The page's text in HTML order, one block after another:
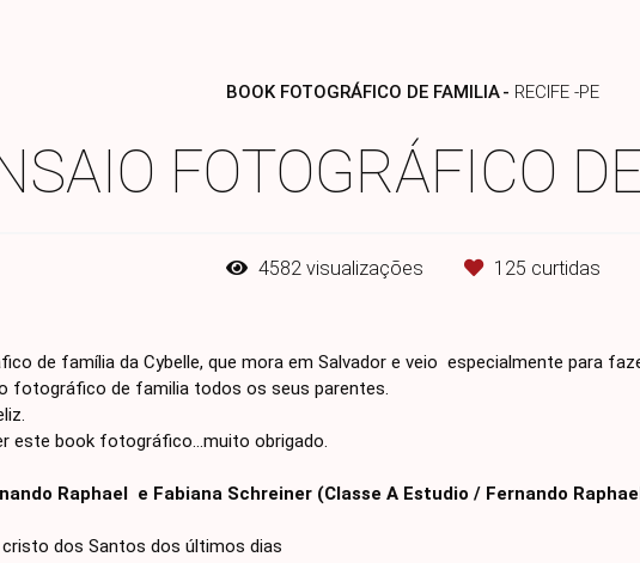
BOOK FOTOGRÁFICO DE FAMILIA RECIFE -PE
FOTOGRÁFICO
4582visualizações 125 curtidas
de família da Cybelle, que mora em Salvador e veio especialmente para
fotográfico de familia todos os seus parentes.
este book fotográfico...muito obrigado.
Raphael e Fabiana Schreiner (Classe A Estudio / Fernando
dos Santos dos últimos dias